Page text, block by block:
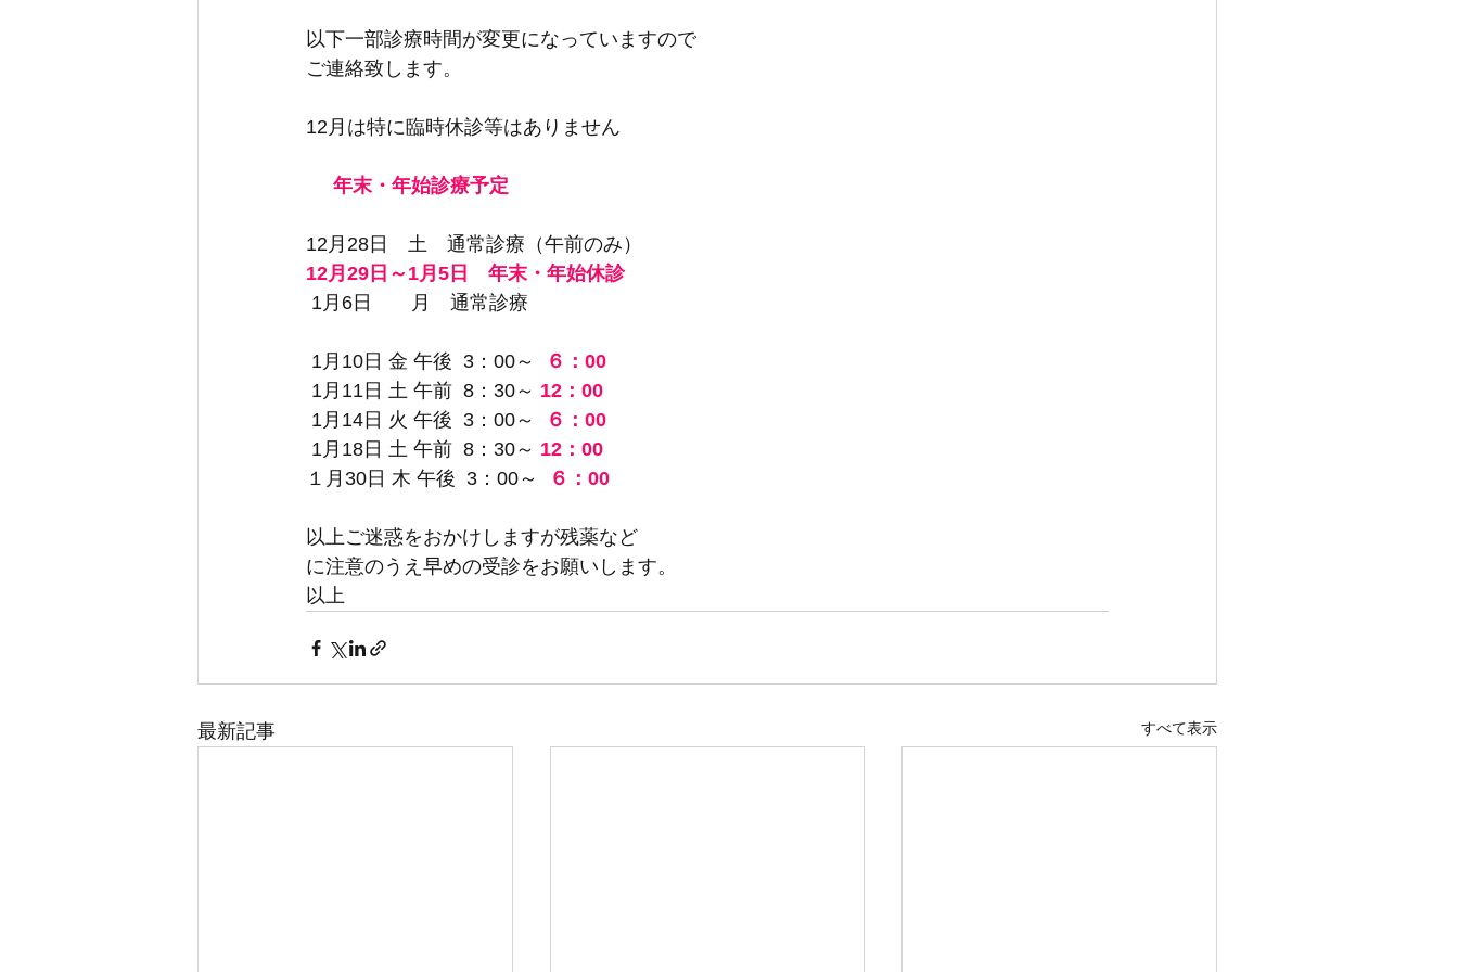
以下一部診療時間が変更になっていますので
ご連絡致します。
12月は特に臨時休診等はありません
年末・年始診療予定
12月28日　土　通常診療（午前のみ）
12月29日～1月5日　年末・年始休診
1月6日　　月　通常診療
1月10日 金 午後  3：00～
６：00
1月11日 土 午前  8：30～ 12：00
1月14日 火 午後  3：00～
６：00
1月18日 土 午前  8：30～ 12：00
１月30日 木 午後  3：00～ ６：00
以上ご迷惑をおかけしますが残薬など
に注意のうえ早めの受診をお願いします。
以上
最新記事 すべて表示